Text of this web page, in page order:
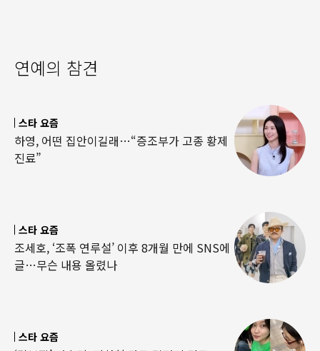
연예의 참견
스타 요즘
하영, 어떤 집안이길래…“증조부가 고종 황제
진료”
스타 요즘
조세호, ‘조폭 연루설’ 이후 8개월 만에 SNS에
글…무슨 내용 올렸나
스타 요즘